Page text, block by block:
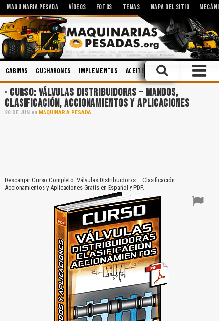
MAQUINARIA PESADA VÍDEOS FOTOS TEMAS MAPA DEL SITIO
Cabinas Cucharones Implementos Aceites Mantenimiento
CURSO: VÁLVULAS DISTRIBUIDORAS – MANDOS,
CLASIFICACIÓN, ACCIONAMIENTOS Y APLICACIONES
20 DE JUN en MAQUINARIA PESADA
Descargar Curso Completo: Válvulas Distribuidoras – Clasificación,
Accionamientos y Aplicaciones Gratis en Español y PDF.